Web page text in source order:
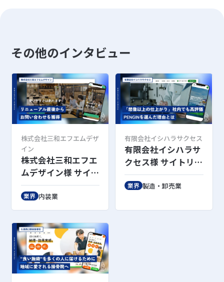
その他のインタビュー
株式会社三和エフエムデザ
イン
株式会社三和エフエ
ムデザイン様 サイト
リニューアル後イン
タビュー
業界 内装業
有限会社イシハラサクセス
有限会社イシハラサ
クセス様 サイトリニ
ューアル後インタビ
ュー
業界 製造・卸売業